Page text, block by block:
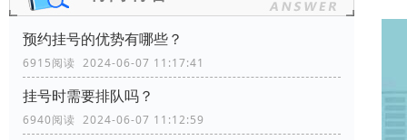
预约挂号的优势有哪些？
6915阅读 2024-06-07 11:17:41
挂号时需要排队吗？
6940阅读 2024-06-07 11:12:59